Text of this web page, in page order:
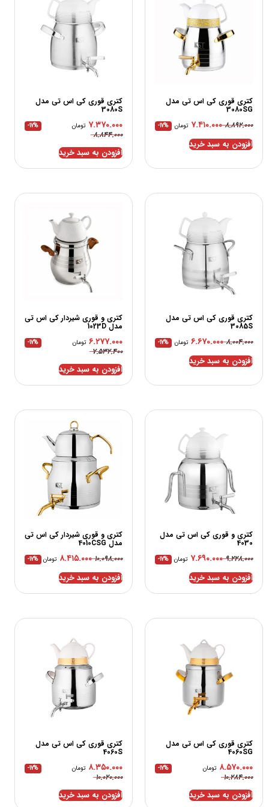
کتری قوری کی اس تی مدل
3080SG
۸.۸۹۲.۰۰۰ ۷.۴۱۰.۰۰۰ تومان -17%
افزودن به سبد خرید
کتری قوری کی اس تی مدل
3080S
۸.۸۴۴.۰۰۰
۷.۳۷۰.۰۰۰ تومان -17%
افزودن به سبد خرید
کتری قوری کی اس تی مدل
3085S
۸.۰۰۴.۰۰۰ ۶.۶۷۰.۰۰۰ تومان -17%
افزودن به سبد خرید
کتری و قوری شیردار کی اس تی
مدل 1023D
۷.۵۳۲.۴۰۰
۶.۲۷۷.۰۰۰ تومان -17%
افزودن به سبد خرید
کتری و قوری کی اس تی مدل
4030
۹.۲۲۸.۰۰۰ ۷.۶۹۰.۰۰۰ تومان -17%
افزودن به سبد خرید
کتری و قوری شیردار کی اس تی
مدل 4010CSG
۱۰.۰۹۸.۰۰۰ ۸.۴۱۵.۰۰۰ تومان -17%
افزودن به سبد خرید
کتری قوری کی اس تی مدل
4060SG
۱۰.۲۸۴.۰۰۰
۸.۵۷۰.۰۰۰ تومان -17%
افزودن به سبد خرید
کتری قوری کی اس تی مدل
4060S
۱۰.۰۲۰.۰۰۰
۸.۳۵۰.۰۰۰ تومان -17%
افزودن به سبد خرید